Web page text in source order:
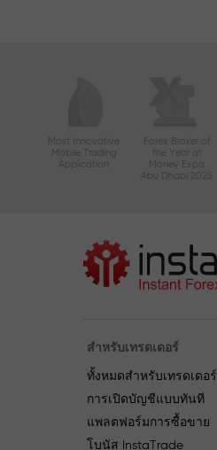
Most Innovative
Mobile Trading
Application
Forex Broker of
the Year at
Money Expo
Abu Dhabi 2025
สำหรับเทรดเดอร์
ทั้งหมดสำหรับเทรดเดอร์
การเปิดบัญชีแบบทันที
แพลตฟอร์มการซื้อขาย
โบนัส InstaTrade